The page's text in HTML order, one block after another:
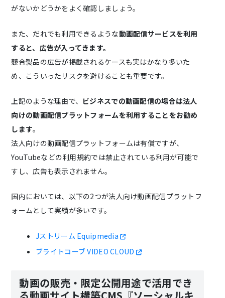
がないかどうかをよく確認しましょう。
また、だれでも利用できるような動画配信サービスを利用
すると、広告が入ってきます。
競合製品の広告が掲載されるケースも実はかなり多いた
め、こういったリスクを避けることも重要です。
上記のような理由で、 ビジネスでの動画配信の場合は法人
向けの動画配信プラットフォームを利用することをお勧め
します。
法人向けの動画配信プラットフォームは有償ですが、
YouTubeなどの利用規約では禁止されている利用が可能で
すし、広告も表示されません。
国内においては、以下の2つが法人向け動画配信プラットフ
ォームとして実績が多いです。
Jストリーム Equipmedia
ブライトコーブ VIDEO CLOUD
動画の販売・限定公開用途で活用でき
る動画サイト構築CMS『ソーシャルキ